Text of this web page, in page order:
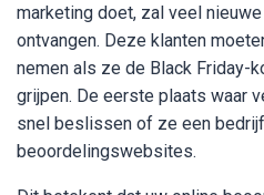
marketing doet, zal veel
ontvangen. Deze klanten
nemen als ze de Black Friday-
grijpen. De eerste plaats waar
snel beslissen of ze een
beoordelingswebsites.